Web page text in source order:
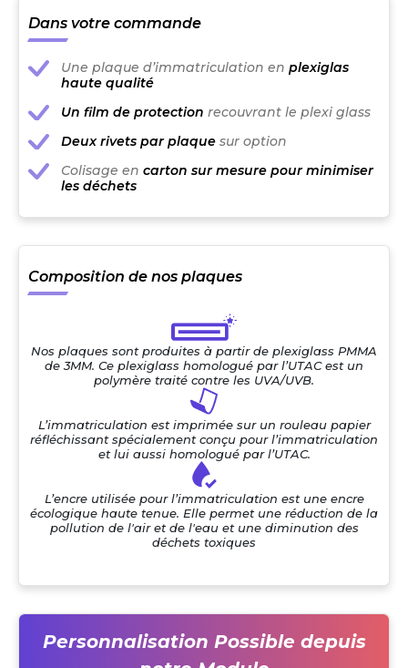
Dans votre commande
Une plaque d’immatriculation en plexiglas
haute qualité
Un film de protection recouvrant le plexi glass
Deux rivets par plaque sur option
Colisage en carton sur mesure pour minimiser
les déchets
Composition de nos plaques
Nos plaques sont produites à partir de plexiglass PMMA
de 3MM. Ce plexiglass homologué par l’UTAC est un
polymère traité contre les UVA/UVB.
L’immatriculation est imprimée sur un rouleau papier
réfléchissant spécialement conçu pour l’immatriculation
et lui aussi homologué par l’UTAC.
L’encre utilisée pour l’immatriculation est une encre
écologique haute tenue. Elle permet une réduction de la
pollution de l'air et de l'eau et une diminution des
déchets toxiques
Personnalisation Possible depuis